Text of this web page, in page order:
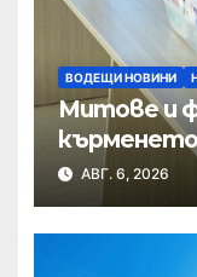
ВОДЕЩИ НОВИНИ
Митове и
кърменето
АВГ. 6, 2026